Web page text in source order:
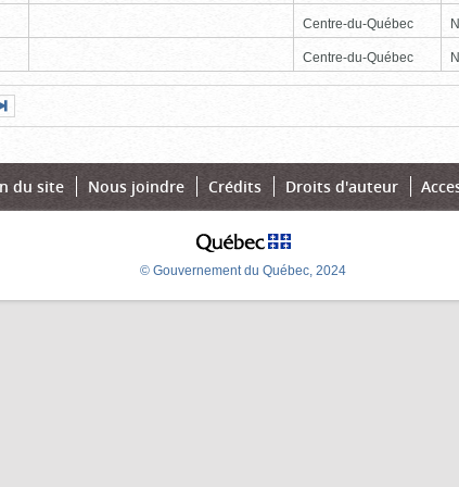
Centre-du-Québec
Centre-du-Québec
du site Nous joindre Crédits Droits d'auteur
© Gouvernement du Québec, 2024